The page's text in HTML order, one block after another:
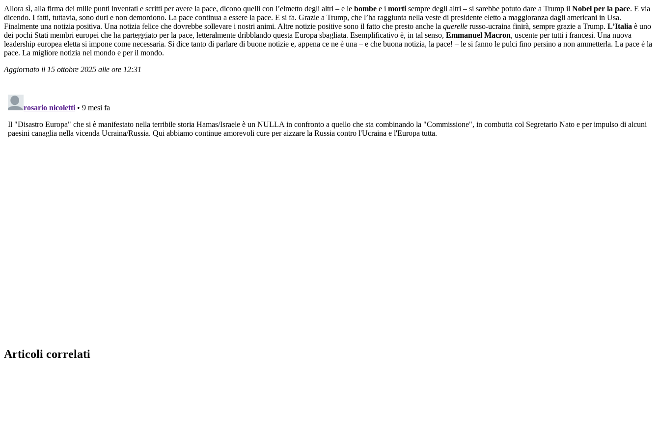
Allora sì, alla firma dei mille punti inventati e scritti per avere la pace, dicono quelli con l’elmetto degli altri – e le bombe e i morti sempre degli altri – si sarebbe potuto dare a Trump il Nobel per la pace. E via
dicendo. I fatti, tuttavia, sono duri e non demordono. La pace continua a essere la pace. E si fa. Grazie a Trump, che l’ha raggiunta nella veste di presidente eletto a maggioranza dagli americani in Usa.
Finalmente una notizia positiva. Una notizia felice che dovrebbe sollevare i nostri animi. Altre notizie positive sono il fatto che presto anche la querelle russo-ucraina finirà, sempre grazie a Trump. L’Italia è uno
dei pochi Stati membri europei che ha parteggiato per la pace, letteralmente dribblando questa Europa sbagliata. Esemplificativo è, in tal senso, Emmanuel Macron, uscente per tutti i francesi. Una nuova
leadership europea eletta si impone come necessaria. Si dice tanto di parlare di buone notizie e, appena ce ne è una – e che buona notizia, la pace! – le si fanno le pulci fino persino a non ammetterla. La pace è la
pace. La migliore notizia nel mondo e per il mondo.
Aggiornato il 15 ottobre 2025 alle ore 12:31
Articoli correlati